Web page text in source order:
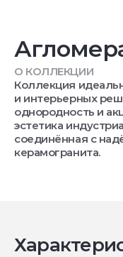
О КОЛЛЕКЦИИ
Коллекция
и интерьерных
однородность и
эстетика
соединённая с
керамогранита.